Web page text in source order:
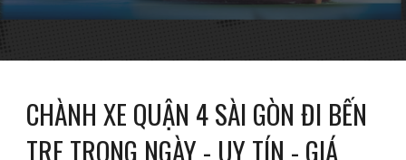
CHÀNH XE QUẬN 4 SÀI GÒN ĐI BẾN
TRE TRONG NGÀY - UY TÍN - GIÁ